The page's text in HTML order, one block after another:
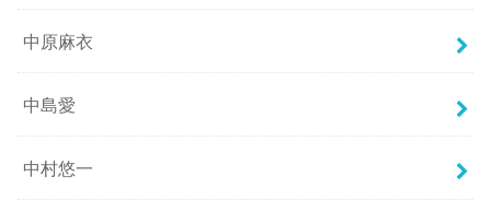
中原麻衣
中島愛
中村悠一